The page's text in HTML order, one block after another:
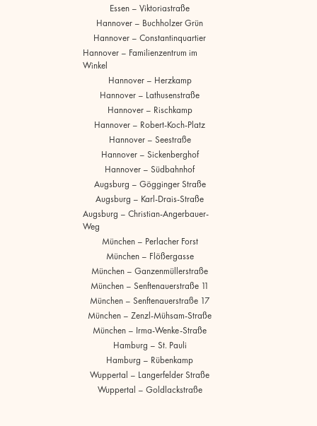
Essen – Viktoriastraße
Hannover – Buchholzer Grün
Hannover – Constantinquartier
Hannover – Familienzentrum im
Winkel
Hannover – Herzkamp
Hannover – Lathusenstraße
Hannover – Rischkamp
Hannover – Robert-Koch-Platz
Hannover – Seestraße
Hannover – Sickenberghof
Hannover – Südbahnhof
Augsburg – Gögginger Straße
Augsburg – Karl-Drais-Straße
Augsburg – Christian-Angerbauer-
Weg
München – Perlacher Forst
München – Flößergasse
München – Ganzenmüllerstraße
München – Senftenauerstraße 11
München – Senftenauerstraße 17
München – Zenzl-Mühsam-Straße
München – Irma-Wenke-Straße
Hamburg – St. Pauli
Hamburg – Rübenkamp
Wuppertal – Langerfelder Straße
Wuppertal – Goldlackstraße